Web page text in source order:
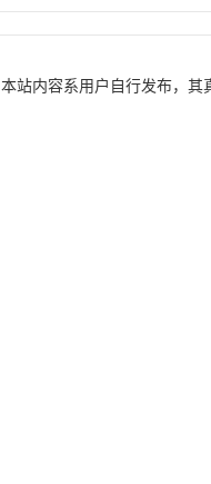
本站内容系用户自行发布，其